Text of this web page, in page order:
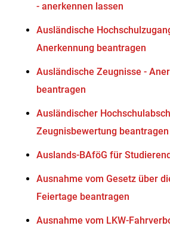
- anerkennen lassen
Ausländische
Anerkennung beantragen
Ausländische Zeugnisse -
beantragen
Ausländischer
Zeugnisbewertung beantragen
Auslands-BAföG für
Ausnahme vom Gesetz über
Feiertage beantragen
Ausnahme vom LKW-